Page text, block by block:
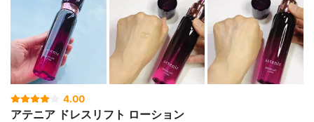
4.00
アテニア ドレスリフト ローション